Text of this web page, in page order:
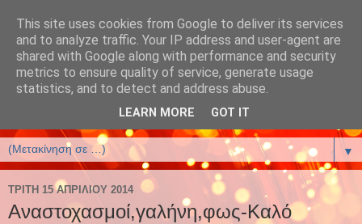
έλενα αρτζανίδου-helena
artzanidou
Βιβλία και Βιβλιοφιλία
▼
ΤΡΊΤΗ 15 ΑΠΡΙΛΊΟΥ 2014
Aναστοχασμοί,γαλήνη,φως-Καλό
This site uses cookies from Google to deliver its services
and to analyze traffic. Your IP address and user-agent are
shared with Google along with performance and security
metrics to ensure quality of service, generate usage
statistics, and to detect and address abuse.
LEARN MORE GOT IT